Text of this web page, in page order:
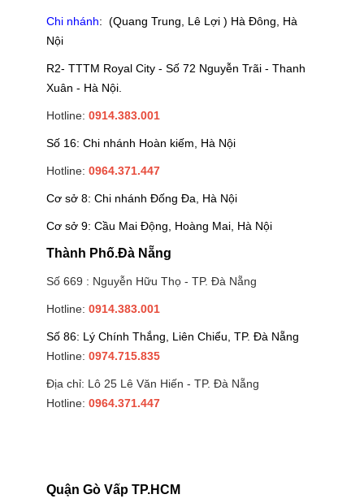
Chi nhánh: (Quang Trung, Lê Lợi ) Hà Đông, Hà
Nội
R2- TTTM Royal City - Số 72 Nguyễn Trãi - Thanh
Xuân - Hà Nội.
Hotline: 0914.383.001
Số 16: Chi nhánh Hoàn kiếm, Hà Nội
Hotline: 0964.371.447
Cơ sở 8: Chi nhánh Đống Đa, Hà Nội
Cơ sở 9: Cầu Mai Động, Hoàng Mai, Hà Nội
Thành Phố.Đà Nẵng
Số 669 : Nguyễn Hữu Thọ - TP. Đà Nẵng
Hotline: 0914.383.001
Số 86: Lý Chính Thắng, Liên Chiểu, TP. Đà Nẵng
Hotline: 0974.715.835
Địa chỉ: Lô 25 Lê Văn Hiến - TP. Đà Nẵng
Hotline: 0964.371.447
Quận Gò Vấp TP.HCM